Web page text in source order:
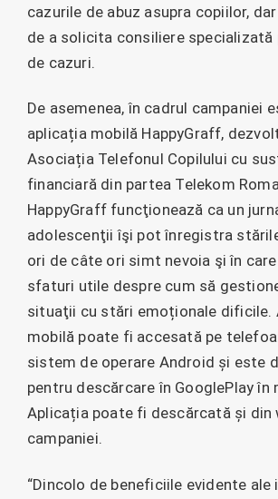
cazurile de abuz asupra copiilor,
de a solicita consiliere
de cazuri.
De asemenea, în cadrul campaniei
aplicația mobilă HappyGraff,
Asociația Telefonul Copilului cu
financiară din partea Telekom
HappyGraff funcţionează ca un
adolescenţii îşi pot înregistra
ori de câte ori simt nevoia şi în
sfaturi utile despre cum să
situaţii cu stări emoționale dificile.
mobilă poate fi accesată pe
sistem de operare Android și este
pentru descărcare în GooglePlay
Aplicația poate fi descărcată și din
campaniei.
“Dincolo de beneficiile evidente